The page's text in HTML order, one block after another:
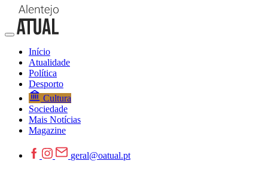
Início
Atualidade
Política
Desporto
Cultura
Sociedade
Mais Notícias
Magazine
geral@oatual.pt